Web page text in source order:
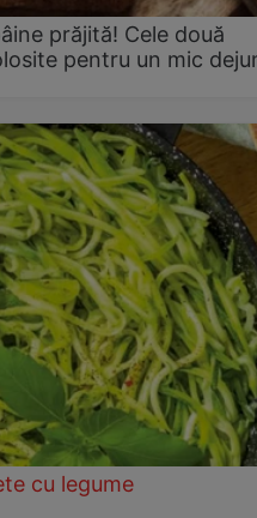
prăjită! Cele două
pentru un mic
cu legume